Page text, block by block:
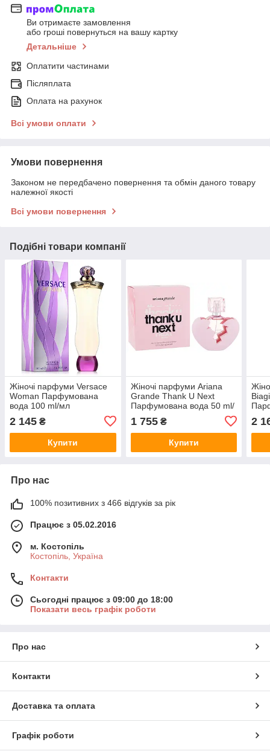
Ви отримаєте замовлення
або гроші повернуться на вашу картку
Детальніше
Оплатити частинами
Післяплата
Оплата на рахунок
Всі умови оплати
Умови повернення
Законом не передбачено повернення та обмін даного товару
належної якості
Всі умови повернення
Подібні товари компанії
Жіночі парфуми Versace
Woman Парфумована
вода 100 ml/мл
2 145 ₴
Купити
Жіночі парфуми Ariana
Grande Thank U Next
Парфумована вода 50 ml/
1 755₴
Купити
2
Про нас
100% позитивних з 466 відгуків за рік
Працює з 05.02.2016
м. Костопіль
Костопіль, Україна
Контакти
Сьогодні працює з 09:00 до 18:00
Показати весь графік роботи
Про нас
Контакти
Доставка та оплата
Графік роботи